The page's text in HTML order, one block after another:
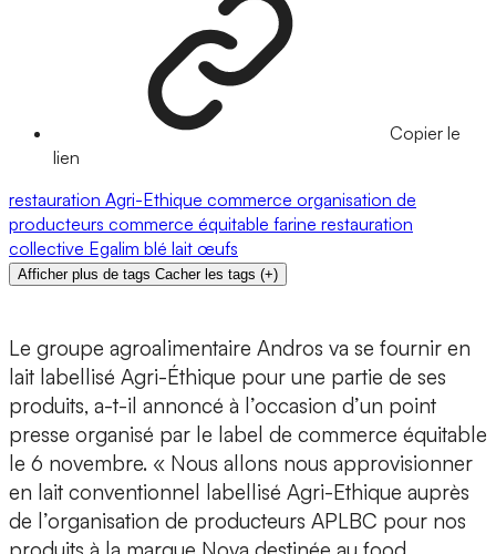
Copier le
lien
restauration Agri-Ethique commerce organisation de
producteurs commerce équitable farine restauration
collective Egalim blé lait œufs
Afficher plus de tags Cacher les tags (+)
Le groupe agroalimentaire Andros va se fournir en
lait labellisé Agri-Éthique pour une partie de ses
produits, a-t-il annoncé à l’occasion d’un point
presse organisé par le label de commerce équitable
le 6 novembre. « Nous allons nous approvisionner
en lait conventionnel labellisé Agri-Ethique auprès
de l’organisation de producteurs APLBC pour nos